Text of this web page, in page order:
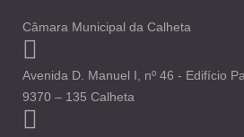
Câmara Municipal da Calheta
Avenida D. Manuel I, nº 46 - Edifício
9370 – 135 Calheta